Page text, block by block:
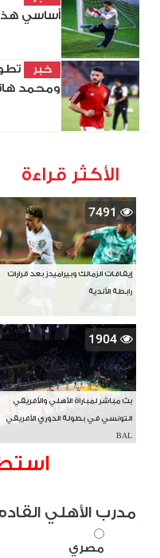
أساسي
خبر
ومحمد
الأكثر قراءة
7491
إيقافات الزمالك وبيراميدز بعد قرارات
رابطة الأندية
1904
بث مباشر لمباراة الأهلي والأفريقي
التونسي في بطولة الدوري الأفريقي
BAL
مدرب الأهلي
مصري